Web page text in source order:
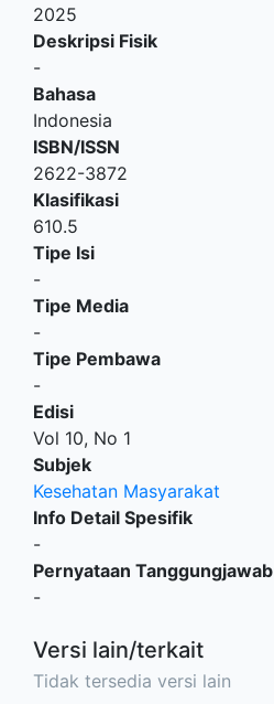
2025
Deskripsi Fisik
-
Bahasa
Indonesia
ISBN/ISSN
2622-3872
Klasifikasi
610.5
Tipe Isi
-
Tipe Media
-
Tipe Pembawa
-
Edisi
Vol 10, No 1
Subjek
Kesehatan Masyarakat
Info Detail Spesifik
-
Pernyataan Tanggungjawab
-
Versi lain/terkait
Tidak tersedia versi lain